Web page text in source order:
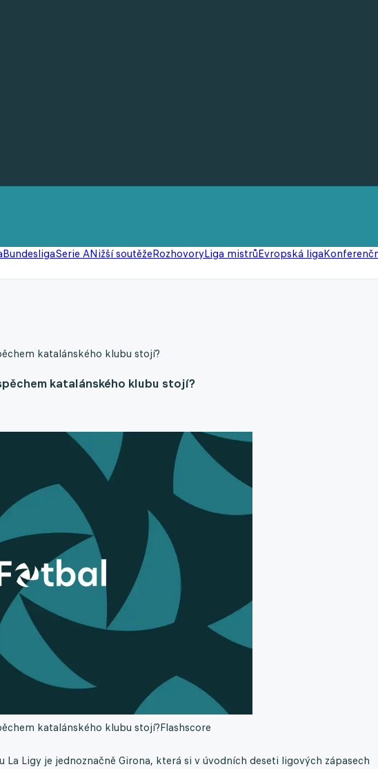
BundesligaSerie ANižší soutěžeRozhovoryLiga mistrůEvropská liga
katalánského klubu stojí?
katalánského klubu stojí?
katalánského klubu stojí?Flashscore
Ligy je jednoznačně Girona, která si v úvodních deseti ligových zápasech